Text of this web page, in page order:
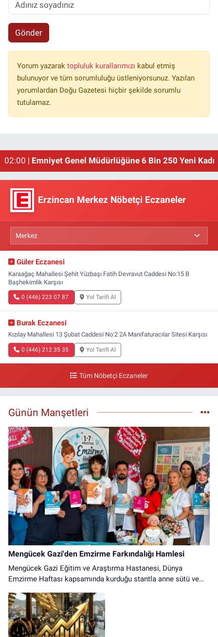
Gönder
Yorum yazarak topluluk kurallarımızı kabul etmiş
bulunuyor ve tüm sorumluluğu üstleniyorsunuz. Yazılan
yorumlardan Doğu Gazetesi hiçbir şekilde sorumlu
tutulamaz.
02:00 | Emniyet Genel Müdürlüğüne 6 Bin 250 Yeni
Erzincan Merkez Nöbetçi Eczaneler
Güler Eczanesi
Karaağaç Mahallesi Şehit Yüzbaşı Fatih Devravut Caddesi No:15 B
Başhekimlik Karşısı
0 (446) 223 07 87 Yol Tarifi Al
Burak Eczanesi
Kızılay Mahallesi 13 Şubat Caddesi No:2 2A Manifaturacılar Sitesi Karşısı
0 (446) 212 35 35 Yol Tarifi Al
Tüm Nöbetçi Eczaneler
Günün Manşetleri
Mengücek Gazi'den Emzirme Farkındalığı Hamlesi
Mengücek Gazi Eğitim ve Araştırma Hastanesi, Dünya
Emzirme Haftası kapsamında kurduğu stantla anne sütü ve